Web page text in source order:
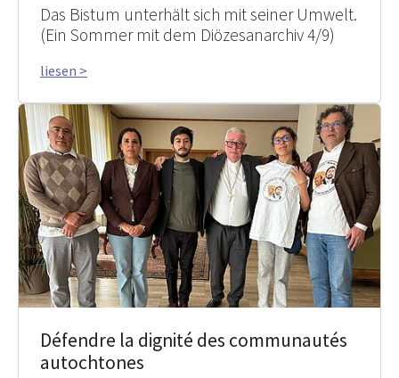
Das Bistum unterhält sich mit seiner Umwelt.
(Ein Sommer mit dem Diözesanarchiv 4/9)
liesen >
Défendre la dignité des communautés
autochtones